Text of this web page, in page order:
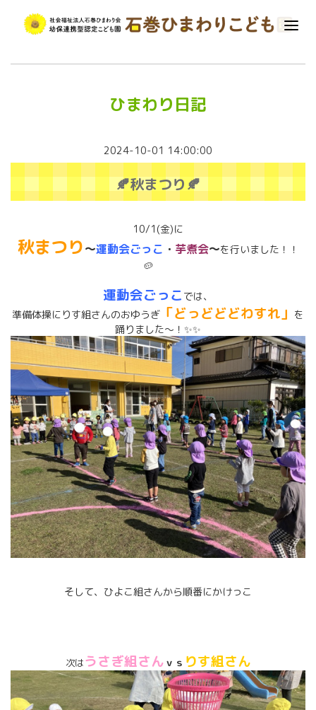
ひまわり日記
2024-10-01 14:00:00
🍂秋まつり🍂
10/1(金)に
秋まつり～運動会ごっこ ・ 芋煮会～を行いました！！
🥔
運動会ごっこ では、
準備体操にりす組さんのおゆうぎ 「どっどどどわすれ」 を
踊りました～！✨✨
そして、ひよこ組さんから順番にかけっこ
次はうさぎ組さん ｖｓ りす組さん